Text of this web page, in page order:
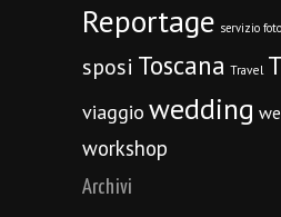
Reportage servizio
sposi Toscana Travel
viaggio wedding
workshop
Archivi